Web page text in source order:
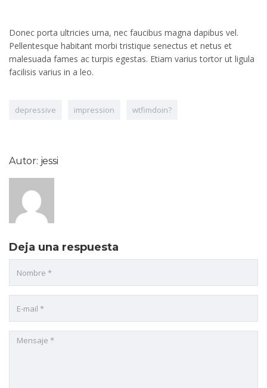
Donec porta ultricies urna, nec faucibus magna dapibus vel.
Pellentesque habitant morbi tristique senectus et netus et
malesuada fames ac turpis egestas. Etiam varius tortor ut ligula
facilisis varius in a leo.
depressive impression wtfimdoin?
Autor: jessi
Deja una respuesta